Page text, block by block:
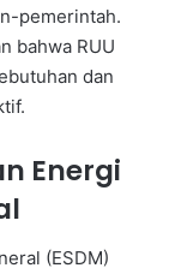
pemerintah.
bahwa RUU
dan
Energi
(ESDM)